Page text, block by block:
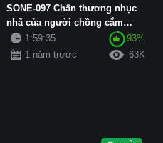
SONE-097 Chấn thương nhục
nhã của người chồng cắm
sừng: Bạn trai cũ của tôi,
người...
1:59:35
93%
1 năm trước
63K